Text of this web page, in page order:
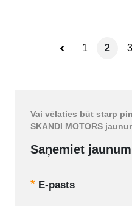
1 2 3
Vai vēlaties būt starp
SKANDI MOTORS
Saņemiet
E-pasts